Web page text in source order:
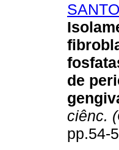
de
ciênc.
pp.54-